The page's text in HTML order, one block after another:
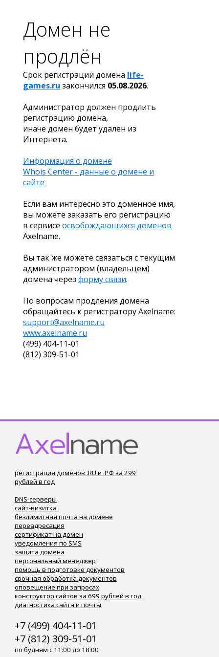
Домен не
продлён
Срок регистрации домена life-
games.ru закончился 05.08.2026.
Администратор должен продлить
регистрацию домена,
иначе домен будет удален из
Интернета.
Информация о домене
Whois Center - данные о домене и
сайте
Если вам интересно это доменное имя,
вы можете заказать его регистрацию
в сервисе освобождающихся доменов
Axelname.
Вы так же можете связаться с текущим
администратором (владельцем)
домена через форму связи.
По вопросам продления домена
обращайтесь к регистратору Axelname:
support@axelname.ru
www.axelname.ru
(499) 404-11-01
(812) 309-51-01
регистрация доменов .RU и .РФ за 299
рублей в год
DNS-серверы
сайт-визитка
безлимитная почта на домене
переадресация
сертификат на домен
уведомления по SMS
защита домена
персональный менеджер
помощь в подготовке документов
срочная обработка документов
оповещение при запросах
конструктор сайтов за 699 рублей в год
диагностика сайта и почты
+7 (499) 404-11-01
+7 (812) 309-51-01
по будням с 11:00 до 18:00